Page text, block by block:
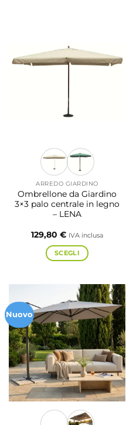
ARREDO GIARDINO
Ombrellone da Giardino
3×3 palo centrale in legno
– LENA
129,80 € IVA inclusa
SCEGLI
più
varianti.
Le
opzioni
possono
essere
scelte
nella
pagina
del
Nuovo